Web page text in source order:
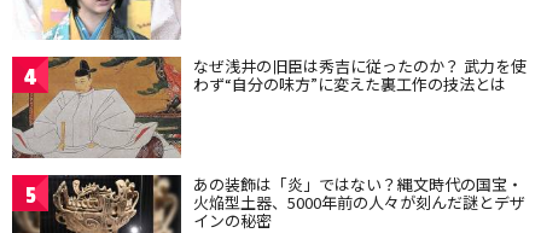
4 なぜ浅井の旧臣は秀吉に従ったのか？ 武力を使
わず“自分の味方”に変えた裏工作の技法とは
5 あの装飾は「炎」ではない？縄文時代の国宝・
火焔型土器、5000年前の人々が刻んだ謎とデザ
インの秘密